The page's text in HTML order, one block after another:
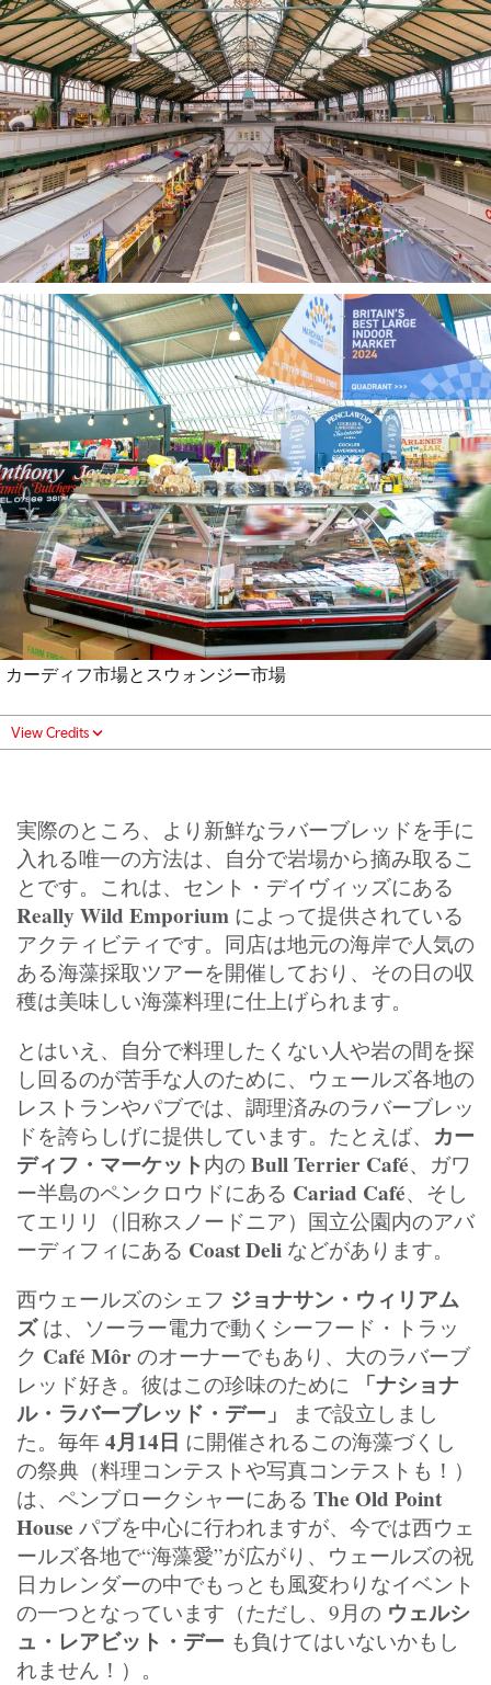
カーディフ市場とスウォンジー市場
View Credits
実際のところ、より新鮮なラバーブレッドを手に
入れる唯一の方法は、自分で岩場から摘み取るこ
とです。これは、セント・デイヴィッズにある
Really Wild Emporium によって提供されている
アクティビティです。同店は地元の海岸で人気の
ある海藻採取ツアーを開催しており、その日の収
穫は美味しい海藻料理に仕上げられます。
とはいえ、自分で料理したくない人や岩の間を探
し回るのが苦手な人のために、ウェールズ各地の
レストランやパブでは、調理済みのラバーブレッ
ドを誇らしげに提供しています。たとえば、 カー
ディフ・マーケット内の Bull Terrier Café、ガワ
ー半島のペンクロウドにある Cariad Café、そし
てエリリ（旧称スノードニア）国立公園内のアバ
ーディフィにある Coast Deli などがあります。
西ウェールズのシェフ ジョナサン・ウィリアム
ズは、ソーラー電力で動くシーフード・トラッ
ク Café Môr のオーナーでもあり、大のラバーブ
レッド好き。彼はこの珍味のために
「ナショナ
ル・ラバーブレッド・デー」
まで設立しまし
た。毎年 4月14日 に開催されるこの海藻づくし
の祭典（料理コンテストや写真コンテストも！）
は、ペンブロークシャーにある The Old Point
House パブを中心に行われますが、今では西ウェ
ールズ各地で“海藻愛”が広がり、ウェールズの祝
日カレンダーの中でもっとも風変わりなイベント
の一つとなっています（ただし、9月の ウェルシ
ュ・レアビット・デー も負けてはいないかもし
れません！）。